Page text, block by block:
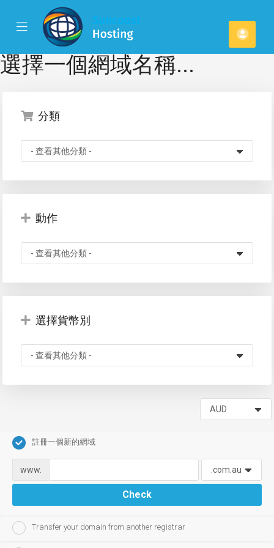
Mobile
Menu
帳
戶
選擇一個網域名稱...
分類
動作
選擇貨幣別
註冊一個新的網域
www.
Check
Transfer your domain from another registrar